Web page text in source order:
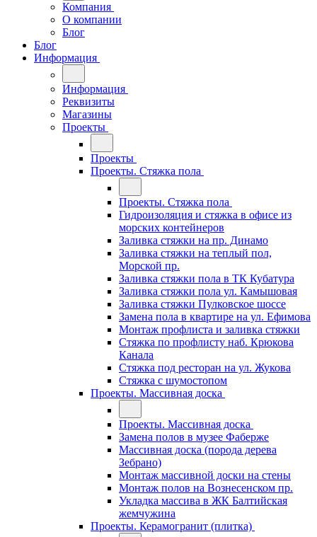
Компания
О компании
Блог
Блог
Информация
Информация
Реквизиты
Магазины
Проекты
Проекты
Проекты. Стяжка пола
Проекты. Стяжка пола
Гидроизоляция и стяжка в офисе из
морских контейнеров
Заливка стяжки на пр. Динамо
Заливка стяжки на теплый пол,
Морской пр.
Заливка стяжки пола в ТК Кубатура
Заливка стяжки пола ул. Камышовая
Заливка стяжки Пулковское шоссе
Замена пола в квартире на ул. Ефимова
Монтаж профлиста и заливка стяжки
Стяжка по профлисту наб. Крюкова
Канала
Стяжка под ресторан на ул. Жукова
Стяжка с шумостопом
Проекты. Массивная доска
Проекты. Массивная доска
Замена полов в музее Фаберже
Массивная доска (порода дерева
Зебрано)
Монтаж массивной доски на стены
Монтаж полов на Вознесенском пр.
Укладка массива в ЖК Балтийская
жемчужина
Проекты. Керамогранит (плитка)